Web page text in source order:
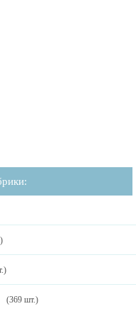
(369 шт.)